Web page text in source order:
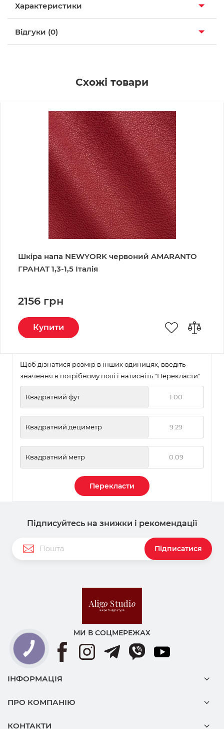
Характеристики
Відгуки (0)
Схожі товари
Шкіра напа NEWYORK червоний AMARANTO
ГРАНАТ 1,3-1,5 Італія
2156 грн
Купити
Щоб дізнатися розмір в інших одиницях, введіть
значення в потрібному полі і натисніть "Перекласти"
Квадратний фут
Квадратний дециметр
Квадратний метр
Перекласти
Підписуйтесь на знижки і рекомендації
Підписатися
МИ В СОЦМЕРЕЖАХ
ІНФОРМАЦІЯ
ПРО КОМПАНІЮ
КОНТАКТИ